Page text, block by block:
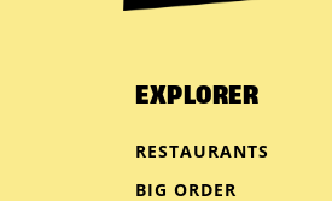
EXPLORER
RESTAURANTS
BIG ORDER